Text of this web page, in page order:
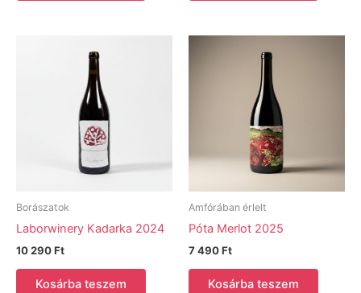
Borászatok
Laborwinery Kadarka 2024
10 290Ft
Kosárba teszem
Amfórában érlelt
Póta Merlot 2025
7 490Ft
Kosárba teszem